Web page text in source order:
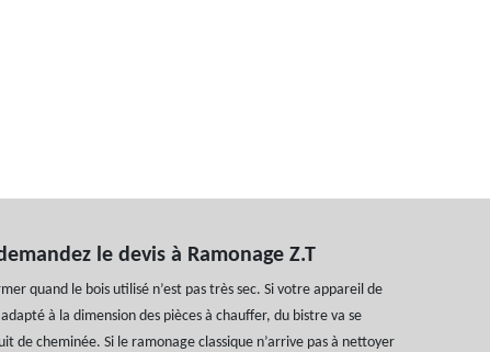
le devis à Ramonage Z.T
quand le bois utilisé n’est pas très sec. Si votre appareil de
à la dimension des pièces à chauffer, du bistre va se
de cheminée. Si le ramonage classique n’arrive pas à nettoyer